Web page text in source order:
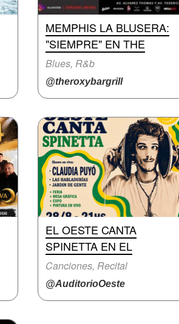
MEMPHIS LA BLUSERA:
"SIEMPRE" EN THE
Blues, R&b
@theroxybargrill
EL OESTE CANTA
SPINETTA EN EL
Canciones, Recital
@AuditorioOeste